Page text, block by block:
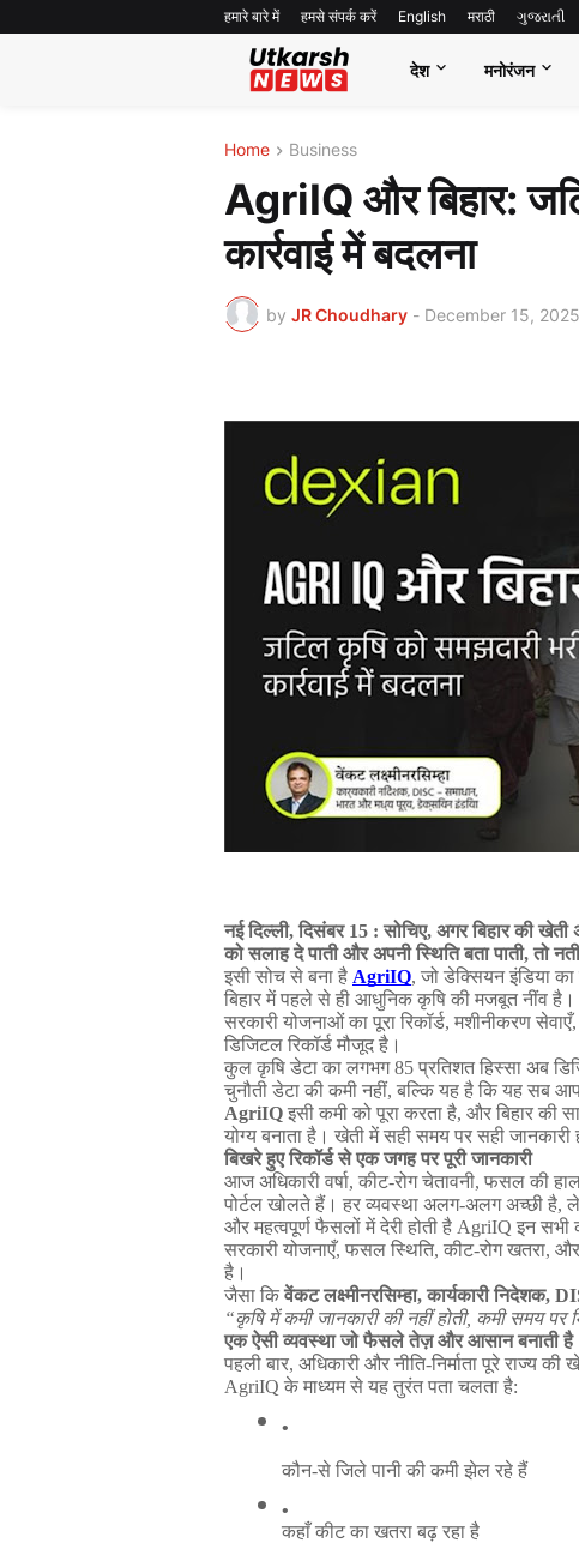
हमारे बारे में हमसे संपर्क करें English मराठी ગુજરાતી
देश मनोरंजन
Home Business
AgriIQ और बिहार:
कार्रवाई में बदलना
by JR Choudhary - December 15, 2025
नई दिल्ली,दिसंबर15 :सोचिए, अगर बिहार की खेती
को सलाह दे पाती और अपनी स्थिति बता पाती,तो
इसी सोच से बना है AgriIQ, जो डेक्सियन इंडिया का
बिहार में पहले से ही आधुनिक कृषि की मजबूत नींव है।
सरकारी योजनाओं का पूरा रिकॉर्ड, मशीनीकरण सेवाएँ,
डिजिटल रिकॉर्ड मौजूद है।
कुल कृषि डेटा का लगभग85 प्रतिशत हिस्सा अब
चुनौती डेटा की कमी नहीं, बल्कि यह है कि यह सब
AgriIQ इसी कमी को पूरा करता है, और बिहार की
योग्य बनाता है। खेती में सही समय पर सही जानकारी
बिखरे हुए रिकॉर्ड से एक जगह पर पूरी जानकारी
आज अधिकारी वर्षा, कीट-रोग चेतावनी, फसल की
पोर्टल खोलते हैं। हर व्यवस्था अलग-अलग अच्छी है,
और महत्वपूर्ण फैसलों में देरी होती है AgriIQ इन सभी
सरकारी योजनाएँ, फसल स्थिति, कीट-रोग खतरा, और
है।
जैसा कि वेंकट लक्ष्मीनरसिम्हा,कार्यकारी निदेशक,
“कृषि में कमी जानकारी की नहीं होती, कमी समय पर
एक ऐसी व्यवस्था जो फैसले तेज़ और आसान बनाती है
पहली बार, अधिकारी और नीति-निर्माता पूरे राज्य की
AgriIQ के माध्यम से यह तुरंत पता चलता है:
कौन-से जिले पानी की कमी झेल रहे हैं
कहाँ कीट का खतरा बढ़ रहा है